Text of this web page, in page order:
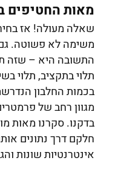
מאות החטיפים
שאלה מעולה! אז
משימה לא פשוטה.
התשובה היא – שזה
תלוי בתקציב, תלוי
בכמות החלבון
מגוון רחב של
בדקנו. סקרנו מאות
חלקם דרך נתונים
אינטרנטיות שונות